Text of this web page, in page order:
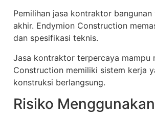
Pemilihan jasa kontraktor
akhir. Endymion Construction
dan spesifikasi teknis.
Jasa kontraktor terpercaya mampu
Construction memiliki sistem kerja
konstruksi berlangsung.
Risiko